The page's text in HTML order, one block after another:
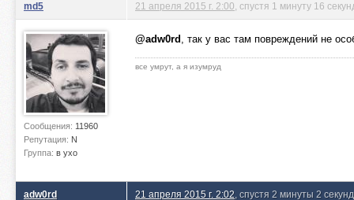
md5
Сообщения: 11960
Репутация: N
Группа: в ухо
21 апреля 2015 г. 2:00 , спустя 1 минуту 16
@adw0rd , так у вас там повреждений не
все умрут, а я изумруд
adw0rd 21 апреля 2015 г. 2:02 , спустя 2 минуты 2